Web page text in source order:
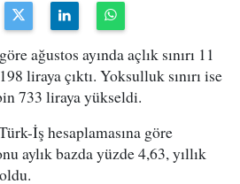
ağustos ayında açlık sınırı 11
liraya çıktı. Yoksulluk sınırı ise
733 liraya yükseldi.
İş hesaplamasına göre
aylık bazda yüzde 4,63, yıllık